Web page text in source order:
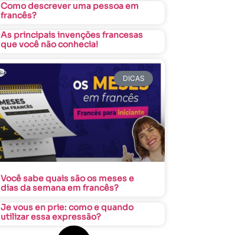
Como descrever uma pessoa em
francês?
As principais invenções francesas
que você não conhecia!
DICAS
Você sabe quais são os meses e
dias da semana em francês?
Je vous en prie: como e quando
utilizar essa expressão?